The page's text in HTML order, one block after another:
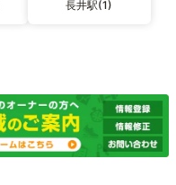
長井駅(1)